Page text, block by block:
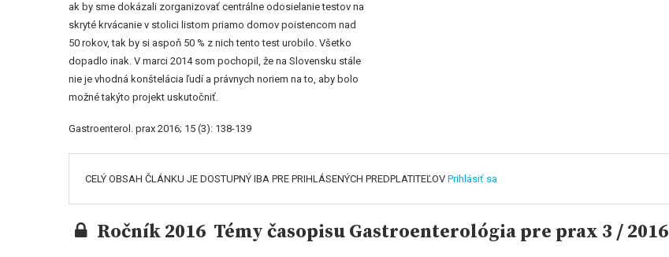
ak by sme dokázali zorganizovať centrálne odosielanie testov na
skryté krvácanie v stolici listom priamo domov poistencom nad
50 rokov, tak by si aspoň 50 % z nich tento test urobilo. Všetko
dopadlo inak. V marci 2014 som pochopil, že na Slovensku stále
nie je vhodná konštelácia ľudí a právnych noriem na to, aby bolo
možné takýto projekt uskutočniť.
Gastroenterol. prax 2016; 15 (3): 138-139
CELÝ OBSAH ČLÁNKU JE DOSTUPNÝ IBA PRE PRIHLÁSENÝCH PREDPLATITEĽOV Prihlásiť sa
Ročník 2016 Témy časopisu Gastroenterológia pre prax 3 / 2016